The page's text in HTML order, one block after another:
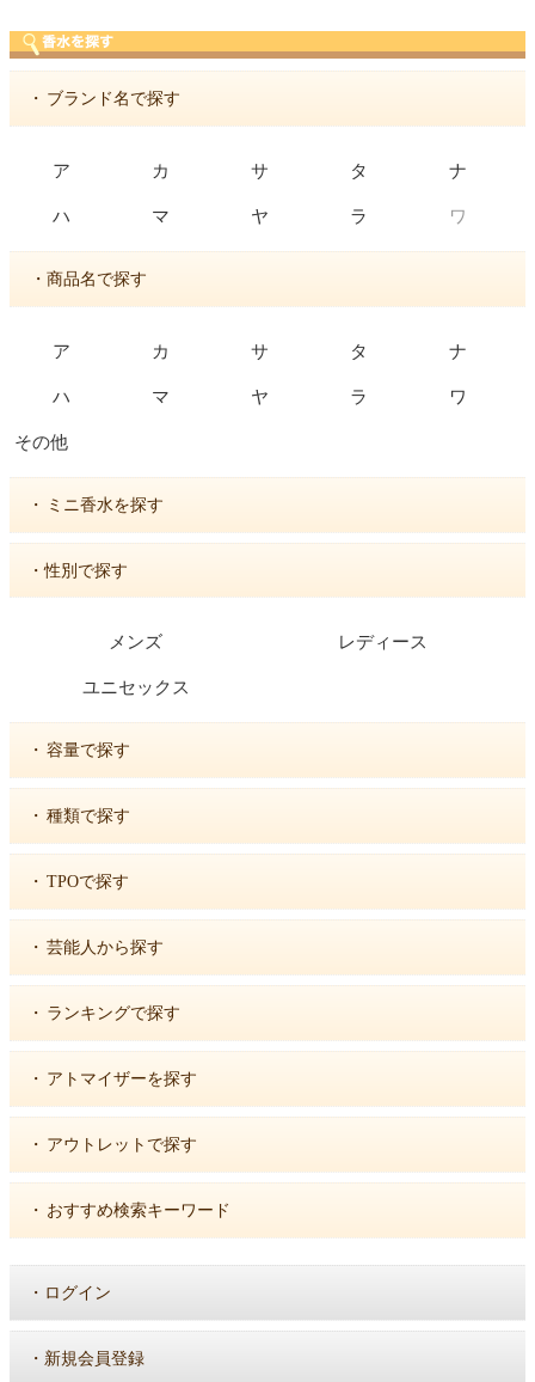
・ ブランド名で探す
ア カ サ タ ナ
ハ マ ヤ ラ ワ
・商品名で探す
ア カ サ タ ナ
ハ マ ヤ ラ ワ
その他
・ ミニ香水を探す
・性別で探す
メンズ レディース
ユニセックス
・ 容量で探す
・ 種類で探す
・ TPOで探す
・ 芸能人から探す
・ ランキングで探す
・ アトマイザーを探す
・ アウトレットで探す
・ おすすめ検索キーワード
・ ログイン
・ 新規会員登録